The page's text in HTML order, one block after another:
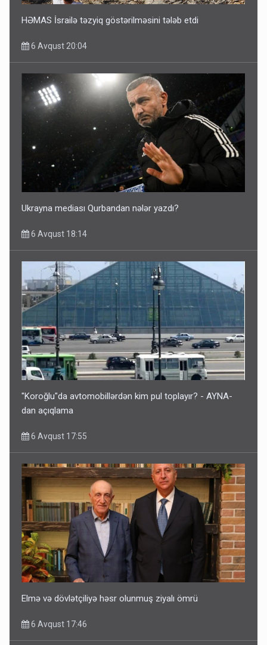
HƏMAS İsrailə təzyiq göstərilməsini tələb etdi
6 Avqust 20:04
Ukrayna mediası Qurbandan nələr yazdı?
6 Avqust 18:14
"Koroğlu"da avtomobillərdən kim pul toplayır? - AYNA-
dan açıqlama
6 Avqust 17:55
Elmə və dövlətçiliyə həsr olunmuş ziyalı ömrü
6 Avqust 17:46